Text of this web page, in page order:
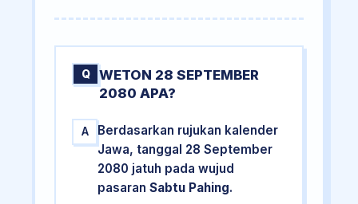
Q
WETON 28 SEPTEMBER
2080 APA?
A
Berdasarkan rujukan kalender
Jawa, tanggal 28 September
2080 jatuh pada wujud
pasaranSabtu Pahing.